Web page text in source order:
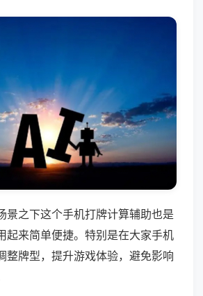
景之下这个手机打牌计算辅助也是
起来简单便捷。特别是在大家手机
整牌型，提升游戏体验，避免影响